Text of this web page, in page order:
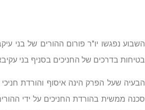
השבוע נפגשו יו"ר פורום ההורים של בני
בטיחות בדרכים של החניכים בסניף בני
הבעיה שעל הפרק הינה איסוף והורדת
סכנה ממשית בהורדת החניכים על ידי